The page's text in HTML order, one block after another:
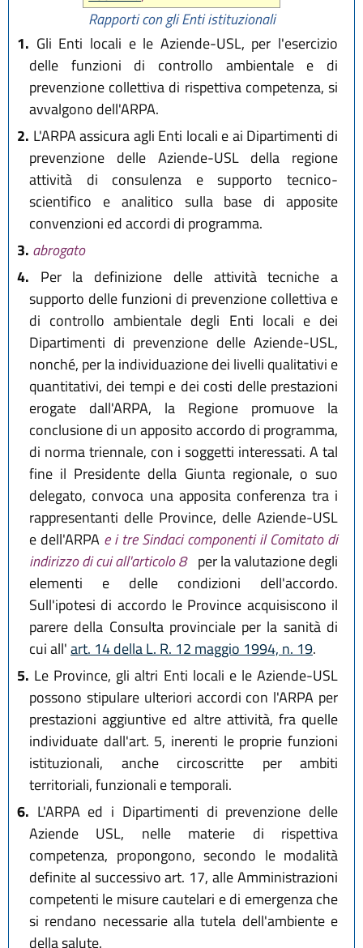
Rapporti con gli Enti istituzionali
1. Gli Enti locali e le Aziende-USL, per l'esercizio
delle funzioni di controllo ambientale e di
prevenzione collettiva di rispettiva competenza, si
avvalgono dell'ARPA.
2. L'ARPA assicura agli Enti locali e ai Dipartimenti di
prevenzione delle Aziende-USL della regione
attività di consulenza e supporto tecnico-
scientifico e analitico sulla base di apposite
convenzioni ed accordi di programma.
3. abrogato
4. Per la definizione delle attività tecniche a
supporto delle funzioni di prevenzione collettiva e
di controllo ambientale degli Enti locali e dei
Dipartimenti di prevenzione delle Aziende-USL,
nonché, per la individuazione dei livelli qualitativi e
quantitativi, dei tempi e dei costi delle prestazioni
erogate dall'ARPA, la Regione promuove la
conclusione di un apposito accordo di programma,
di norma triennale, con i soggetti interessati. A tal
fine il Presidente della Giunta regionale, o suo
delegato, convoca una apposita conferenza tra i
rappresentanti delle Province, delle Aziende-USL
e dell'ARPA e i tre Sindaci componenti il Comitato di
indirizzo di cui all'articolo 8 per la valutazione degli
elementi e delle condizioni dell'accordo.
Sull'ipotesi di accordo le Province acquisiscono il
parere della Consulta provinciale per la sanità di
cui all'art. 14 della L. R. 12 maggio 1994, n. 19.
5. Le Province, gli altri Enti locali e le Aziende-USL
possono stipulare ulteriori accordi con l'ARPA per
prestazioni aggiuntive ed altre attività, fra quelle
individuate dall'art. 5, inerenti le proprie funzioni
istituzionali, anche circoscritte per ambiti
territoriali, funzionali e temporali.
6. L'ARPA ed i Dipartimenti di prevenzione delle
Aziende USL, nelle materie di rispettiva
competenza, propongono, secondo le modalità
definite al successivo art. 17, alle Amministrazioni
competenti le misure cautelari e di emergenza che
si rendano necessarie alla tutela dell'ambiente e
della salute.